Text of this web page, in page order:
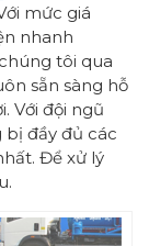
mức giá
nhanh
tôi qua
sẵn sàng hỗ
Với đội ngũ
bị đầy đủ các
Để xử lý